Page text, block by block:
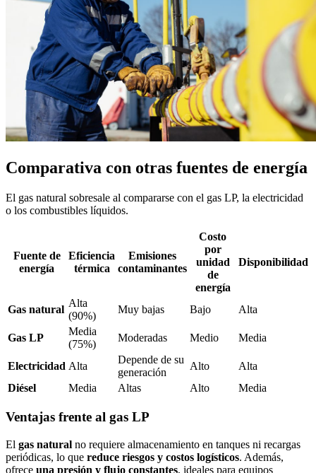
Comparativa con otras fuentes de energía
El gas natural sobresale al compararse con el gas LP, la electricidad
o los combustibles líquidos.
Fuente de
energía
Eficiencia
térmica
Emisiones
contaminantes
Costo
por
unidad
de
energía
Disponibilidad
Gas natural
Alta
(90%)
Muy bajas Bajo Alta
Gas LP
Media
(75%)
Moderadas Medio Media
Electricidad Alta
Depende de su
generación
Alto
Alta
Diésel
Media Altas Alto Media
Ventajas frente al gas LP
El gas natural no requiere almacenamiento en tanques ni recargas
periódicas, lo que reduce riesgos y costos logísticos. Además,
ofrece una presión y flujo constantes, ideales para equipos